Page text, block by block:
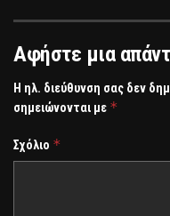
Αφήστε μια
Η ηλ. διεύθυνση σας δεν
σημειώνονται με *
Σχόλιο *